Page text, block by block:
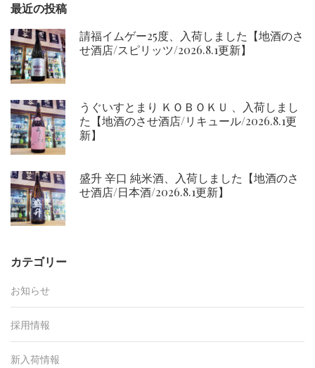
最近の投稿
請福イムゲー25度、入荷しました【地酒のさ
せ酒店/スピリッツ/2026.8.1更新】
うぐいすとまり ＫＯＢＯＫＵ 、入荷しまし
た【地酒のさせ酒店/リキュール/2026.8.1更
新】
盛升 辛口 純米酒、入荷しました【地酒のさ
せ酒店/日本酒/2026.8.1更新】
カテゴリー
お知らせ
採用情報
新入荷情報